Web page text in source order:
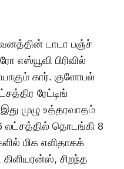
டாடா பஞ்ச்
எஸ்யூவி பிரிவில்
கார். குளோபல்
ரேட்டிங்
முழு உத்தரவாதம்
லட்சத்தில் தொடங்கி 8
மிக எளிதாகக்
கிளியரன்ஸ், சிறந்த